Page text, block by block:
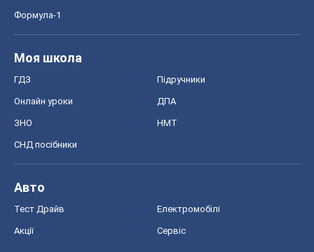
Формула-1
Моя школа
ГДЗ Підручники
Онлайн уроки ДПА
ЗНО НМТ
СНД посібники
Авто
Тест Драйв Електромобілі
Акції Сервіс